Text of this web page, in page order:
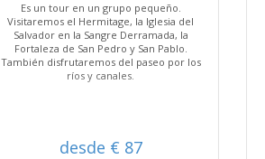
Es un tour en un grupo pequeño.
Visitaremos el Hermitage, la Iglesia del
Salvador en la Sangre Derramada, la
Fortaleza de San Pedro y San Pablo.
También disfrutaremos del paseo por los
ríos y canales.
desde € 87